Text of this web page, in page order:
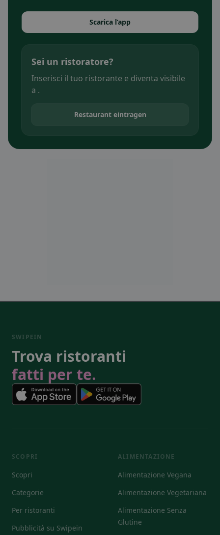
Scarica l’app
Sei un ristoratore?
Inserisci il tuo ristorante e diventa visibile
a .
Restaurant eintragen
SWIPEIN
Trova ristoranti
fatti per te.
SCOPRI
Scopri
Categorie
Per ristoranti
Pubblicità su Swipein
ALIMENTAZIONE
Alimentazione Vegana
Alimentazione Vegetariana
Alimentazione Senza
Glutine